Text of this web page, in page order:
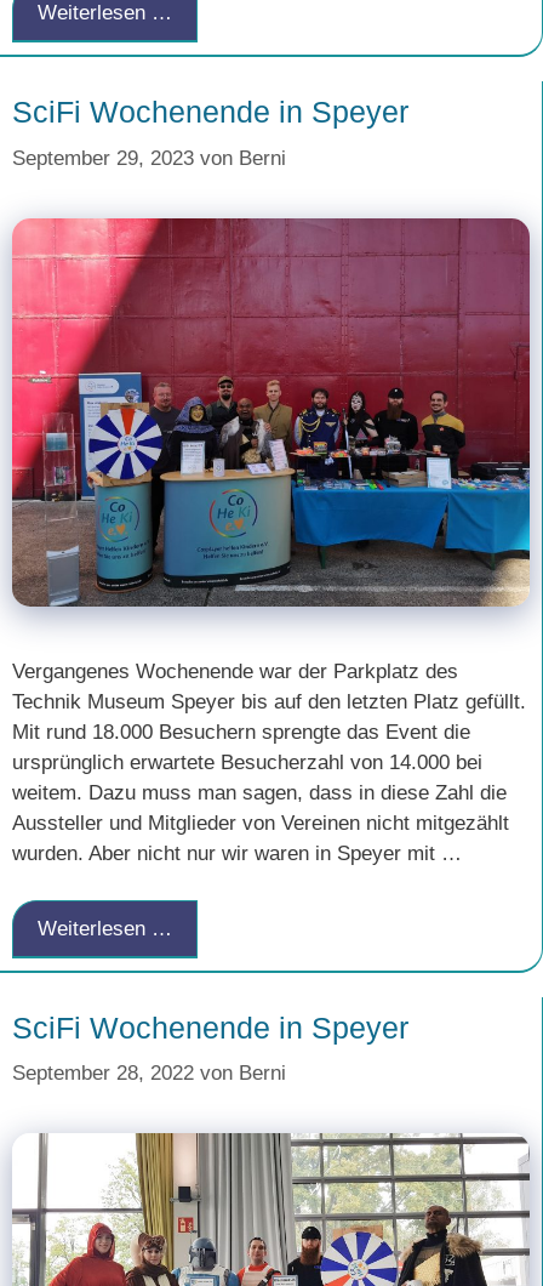
Weiterlesen …
SciFi Wochenende in Speyer
September 29, 2023 von Berni
Vergangenes Wochenende war der Parkplatz des
Technik Museum Speyer bis auf den letzten Platz gefüllt.
Mit rund 18.000 Besuchern sprengte das Event die
ursprünglich erwartete Besucherzahl von 14.000 bei
weitem. Dazu muss man sagen, dass in diese Zahl die
Aussteller und Mitglieder von Vereinen nicht mitgezählt
wurden. Aber nicht nur wir waren in Speyer mit …
Weiterlesen …
SciFi Wochenende in Speyer
September 28, 2022 von Berni